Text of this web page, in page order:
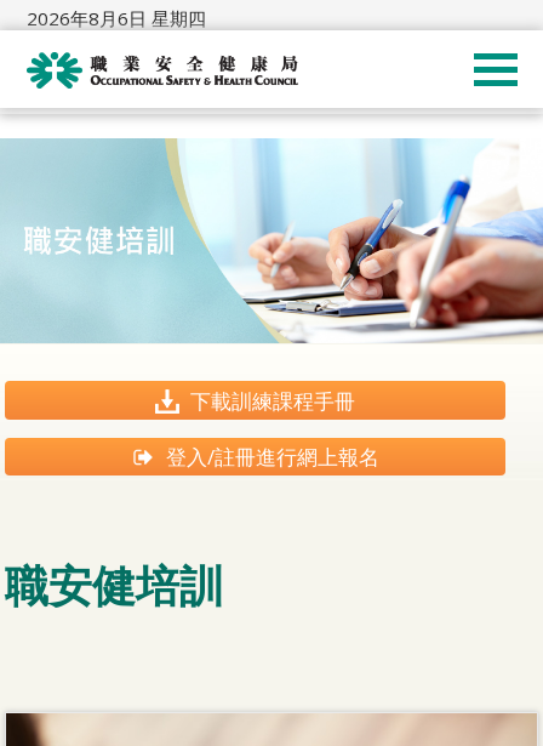
2026年8月6日 星期四
下載訓練課程手冊
登入/註冊進行網上報名
職安健培訓